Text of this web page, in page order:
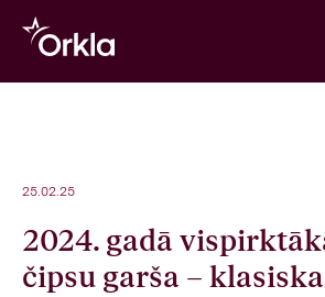
Go to frontpage
25.02.25
2024. gadā
čipsu garša –